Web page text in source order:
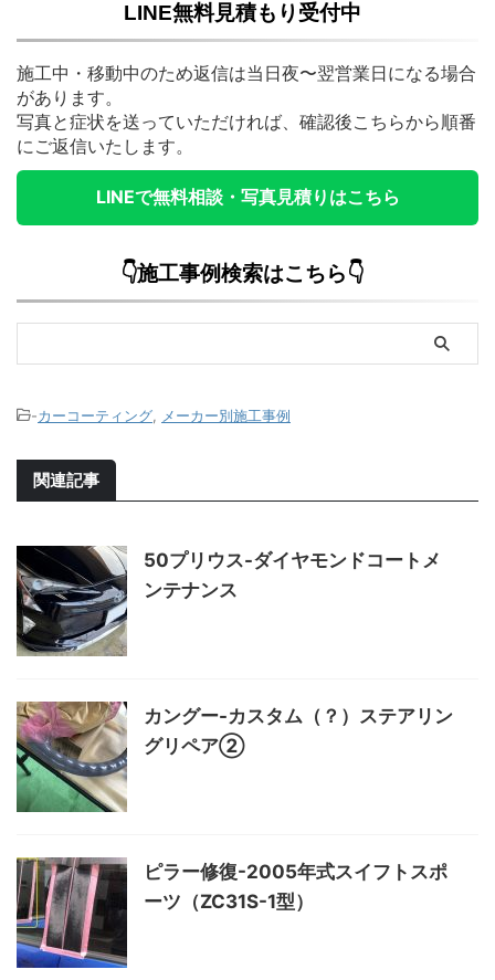
LINE無料見積もり受付中
施工中・移動中のため返信は当日夜〜翌営業日になる場合
があります。
写真と症状を送っていただければ、確認後こちらから順番
にご返信いたします。
LINEで無料相談・写真見積りはこちら
👇施工事例検索はこちら👇
-カーコーティング, メーカー別施工事例
関連記事
50プリウス-ダイヤモンドコートメ
ンテナンス
カングー-カスタム（？）ステアリン
グリペア②
ピラー修復-2005年式スイフトスポ
ーツ（ZC31S-1型）